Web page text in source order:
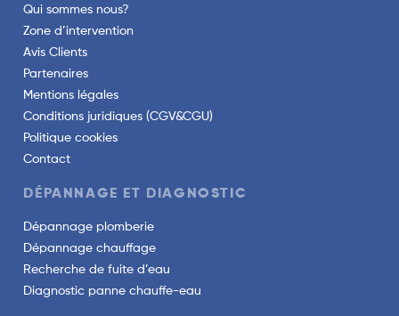
Qui sommes nous?
Zone d’intervention
Avis Clients
Partenaires
Mentions légales
Conditions juridiques (CGV&CGU)
Politique cookies
Contact
DÉPANNAGE ET DIAGNOSTIC
Dépannage plomberie
Dépannage chauffage
Recherche de fuite d’eau
Diagnostic panne chauffe-eau